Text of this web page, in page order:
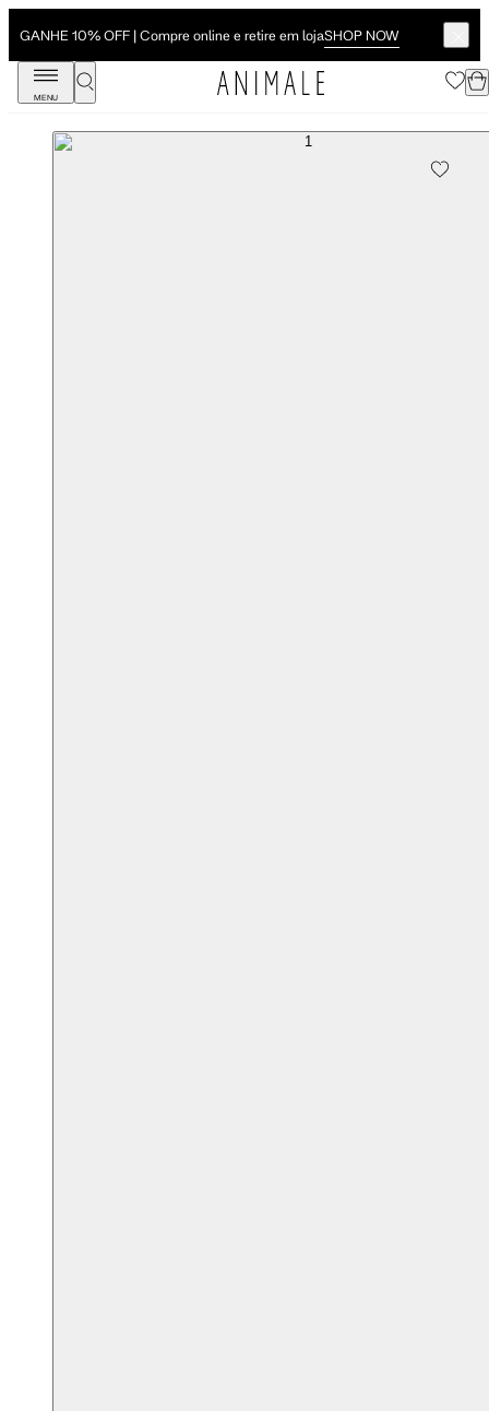
GANHE 10% OFF | Compre online e retire em lojaSHOP NOW
MENU